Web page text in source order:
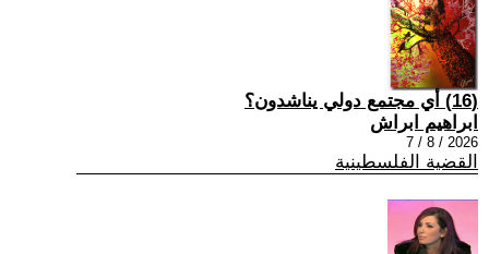
(16) أي مجتمع دولي يناشدون؟
ابراهيم ابراش
2026 / 8 / 7
القضية الفلسطينية